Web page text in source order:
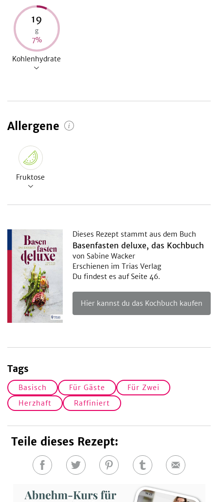
19
g
7%
Kohlenhydrate
Allergene
Fruktose
Dieses Rezept stammt aus dem Buch
Basenfasten deluxe, das Kochbuch
von Sabine Wacker
Erschienen im Trias Verlag
Du findest es auf Seite 46.
Hier kannst du das Kochbuch kaufen
Tags
Basisch Für Gäste
Für Zwei
Herzhaft
Raffiniert
Teile dieses Rezept:
Auf
teilen
Auf
teilen
Auf
teilen
Auf
teilen
E-